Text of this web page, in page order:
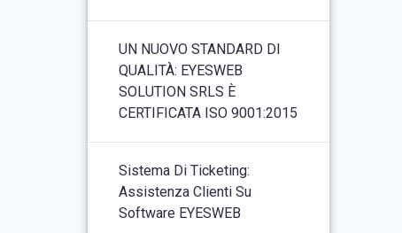
UN NUOVO STANDARD DI
QUALITÀ: EYESWEB
SOLUTION SRLS È
CERTIFICATA ISO 9001:2015
Sistema Di Ticketing:
Assistenza Clienti Su
Software EYESWEB